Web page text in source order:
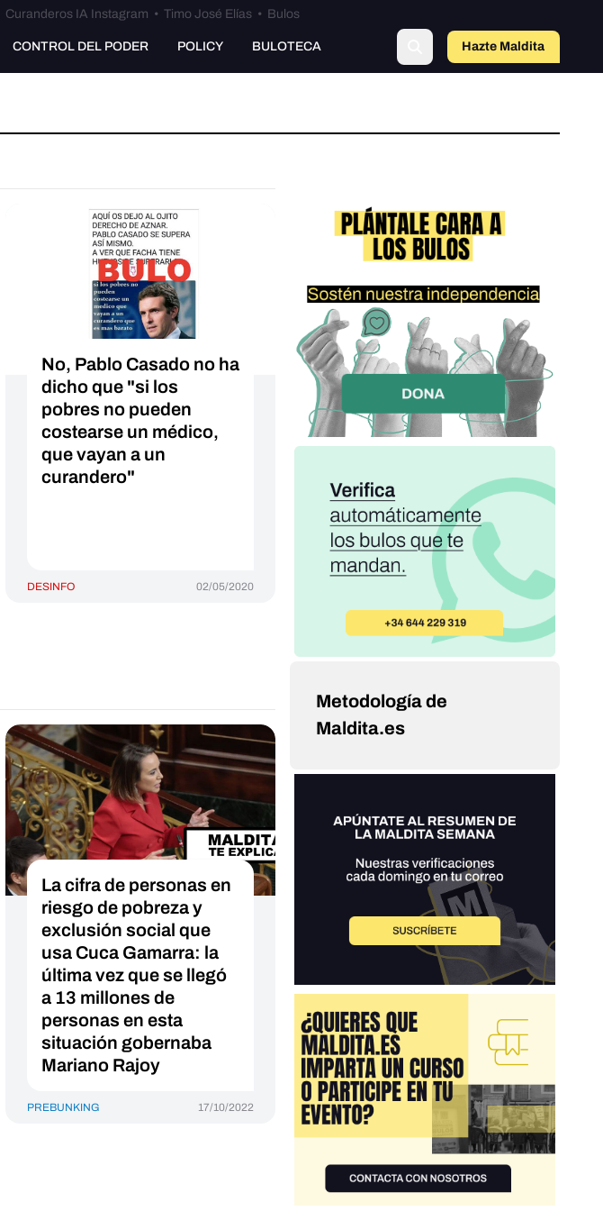
Curanderos IA Instagram • Timo José Elías• Bulos
CONTROL DEL PODER POLICY BULOTECA Hazte Maldita
No, Pablo Casado no ha
dicho que "si los
pobres no pueden
costearse un médico,
que vayan a un
curandero"
DESINFO 02/05/2020
La cifra de personas en
riesgo de pobreza y
exclusión social que
usa Cuca Gamarra: la
última vez que se llegó
a 13 millones de
personas en esta
situación gobernaba
Mariano Rajoy
PREBUNKING 17/10/2022
Metodología de
Maldita.es